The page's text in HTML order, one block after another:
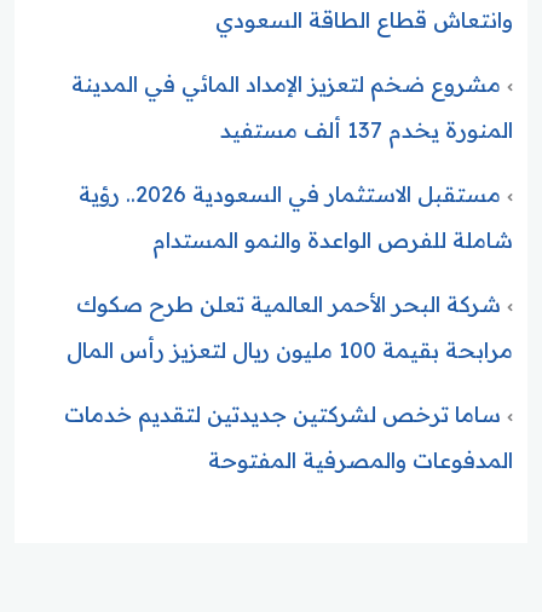
وانتعاش قطاع الطاقة السعودي
مشروع ضخم لتعزيز الإمداد المائي في المدينة
المنورة يخدم 137 ألف مستفيد
مستقبل الاستثمار في السعودية 2026.. رؤية
شاملة للفرص الواعدة والنمو المستدام
شركة البحر الأحمر العالمية تعلن طرح صكوك
مرابحة بقيمة 100 مليون ريال لتعزيز رأس المال
ساما ترخص لشركتين جديدتين لتقديم خدمات
المدفوعات والمصرفية المفتوحة